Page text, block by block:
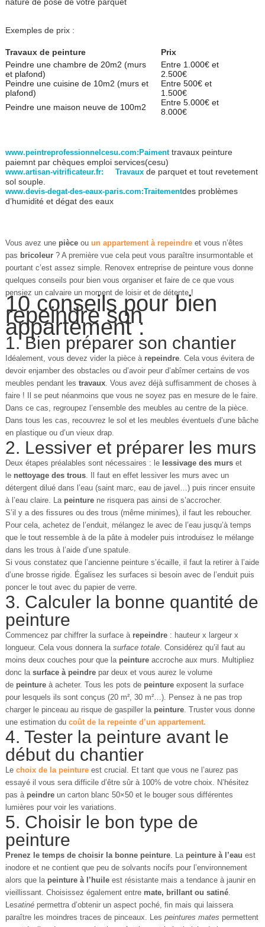
Exemples de prix :
Travaux de peinture
Prix
Peindre une chambre de 20m2 (murs
et plafond)
Entre 1.000€ et
2.500€
Peindre une cuisine de 10m2 (murs et
plafond)
Entre 500€ et
1.500€
Peindre une maison neuve de 100m2
Entre 5.000€ et
8.000€
www.peintreprofessionnelcesu.com:Paimenttravaux peinture
paiemnt par chèques emploi services(cesu)
www.artisan-vitrificateur.fr: Travauxde parquet et tout revetement
sol souple.
www.devis-degat-des-eaux-paris.com:Traitementdes problèmes
d’humidité et dégat des eaux
Vous avez une pièce ou un appartement à repeindre et vous n’êtes
pas bricoleur ? A première vue cela peut vous paraître insurmontable et
pourtant c’est assez simple. Renovex entreprise de peinture vous donne
quelques conseils pour bien vous organiser et faire de ce que vous
pensiez un calvaire un moment de loisir et de détente !
10 conseils pour bien
repeindre son
appartement :
1. Bien préparer son chantier
Idéalement, vous devez vider la pièce à repeindre. Cela vous évitera de
devoir enjamber des obstacles ou d’avoir peur d’abîmer certains de vos
meubles pendant les travaux. Vous avez déjà suffisamment de choses à
faire ! Il se peut néanmoins que vous ne soyez pas en mesure de le faire.
Dans ce cas, regroupez l’ensemble des meubles au centre de la pièce.
Dans tous les cas, recouvrez le sol et les meubles éventuels d’une bâche
en plastique ou d’un vieux drap.
2. Lessiver et préparer les murs
Deux étapes préalables sont nécessaires : le lessivage des murs et
le nettoyage des trous. Il faut en effet lessiver les murs avec un
détergent dilué dans l’eau (saint marc, eau de javel…) puis rincer ensuite
à l’eau claire. La peinture ne risquera pas ainsi de s’accrocher.
S’il y a des fissures ou des trous (même minimes), il faut les reboucher.
Pour cela, achetez de l’enduit, mélangez le avec de l’eau jusqu’à temps
que le tout ressemble à de la pâte à modeler puis introduisez le mélange
dans les trous à l’aide d’une spatule.
Si vous constatez que l’ancienne peinture s’écaille, il faut la retirer à l’aide
d’une brosse rigide. Égalisez les surfaces si besoin avec de l’enduit puis
poncer le tout avec du papier de verre.
3. Calculer la bonne quantité de
peinture
Commencez par chiffrer la surface à repeindre : hauteur x largeur x
longueur. Cela vous donnera la surface totale. Considérez qu’il faut au
moins deux couches pour que la peinture accroche aux murs. Multipliez
donc la surface à peindre par deux et vous aurez le volume
de peinture à acheter. Tous les pots de peinture exposent la surface
pour lesquels ils sont conçus (20 m², 30 m²…). Pensez à ne pas trop
charger le pinceau au risque de gaspiller la peinture. Truster vous donne
une estimation du coût de la repeinte d’un appartement.
4. Tester la peinture avant le
début du chantier
Le choix de la peinture est crucial. Et tant que vous ne l’aurez pas
essayé il vous sera difficile d’être sûr à 100% de votre choix. N’hésitez
pas à peindre un carton blanc 50×50 et le bouger sous différentes
lumières pour voir les variations.
5. Choisir le bon type de
peinture
Prenez le temps de choisir la bonne peinture. La peinture à l’eau est
inodore et ne contient que peu de solvants nocifs pour l’environnement
alors que la peinture à l’huile est résistante mais a tendance à jaunir en
vieillissant. Choisissez également entremate, brillant ou satiné.
Lesatiné permettra d’obtenir un aspect poché, fin mais qui laissera
paraître les moindres traces de pinceaux. Les peintures mates permettent